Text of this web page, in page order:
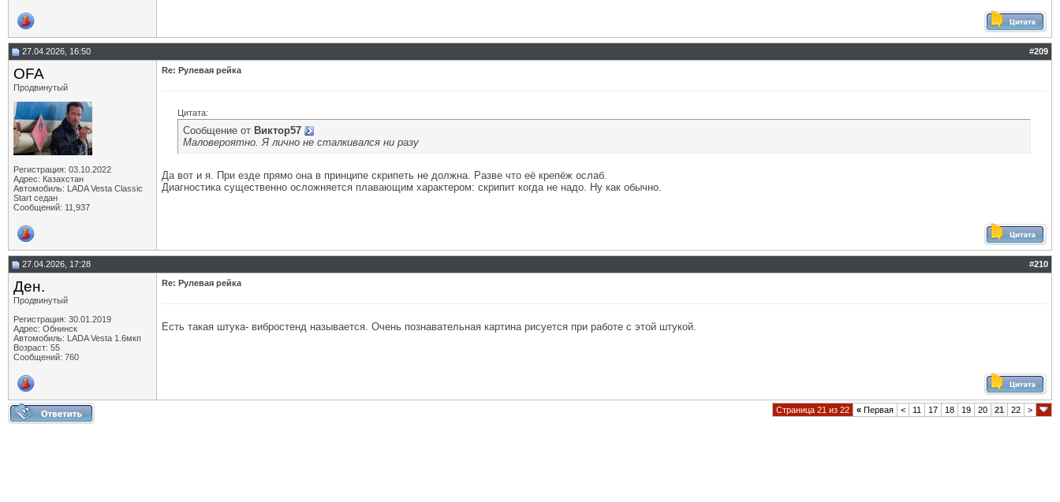
27.04.2026, 16:50 #209
OFA
Продвинутый
Регистрация: 03.10.2022
Адрес: Казахстан
Автомобиль: LADA Vesta Classic
Start седан
Сообщений: 11,937
Re: Рулевая рейка
Цитата:
Сообщение от Виктор57
Маловероятно. Я лично не сталкивался ни разу
Да вот и я. При езде прямо она в принципе скрипеть не должна. Разве что её крепёж ослаб.
Диагностика существенно осложняется плавающим характером: скрипит когда не надо. Ну как обычно.
27.04.2026, 17:28 #210
Ден.
Продвинутый
Регистрация: 30.01.2019
Адрес: Обнинск
Автомобиль: LADA Vesta 1.6мкп
Возраст: 55
Сообщений: 760
Re: Рулевая рейка
Есть такая штука- вибростенд называется. Очень познавательная картина рисуется при работе с этой штукой.
Страница 21 из 22 « Первая < 11 17 18 19 20 21 22 >